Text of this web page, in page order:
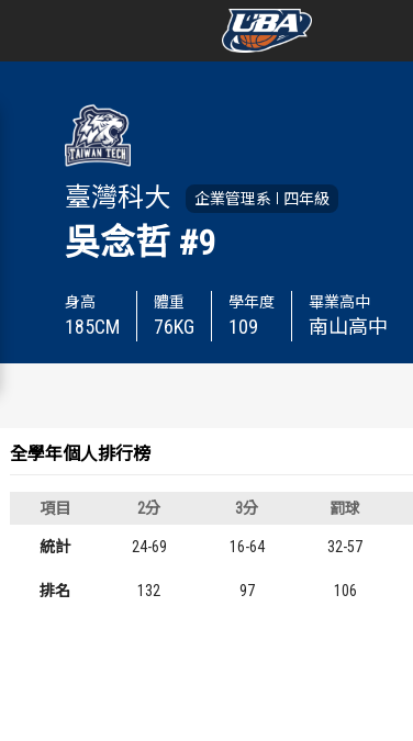
賽程表
球隊資訊
歷屆冠軍
賽程表
球隊資訊
歷屆冠軍
臺灣科大 企業管理系 四年級
吳念哲 #9
身高
185CM
體重
76KG
學年度
109
畢業高中
南山高中
全學年個人排行榜
項目 2分 3分 罰球
統計 24-69 16-64 32-57
排名 132 97 106